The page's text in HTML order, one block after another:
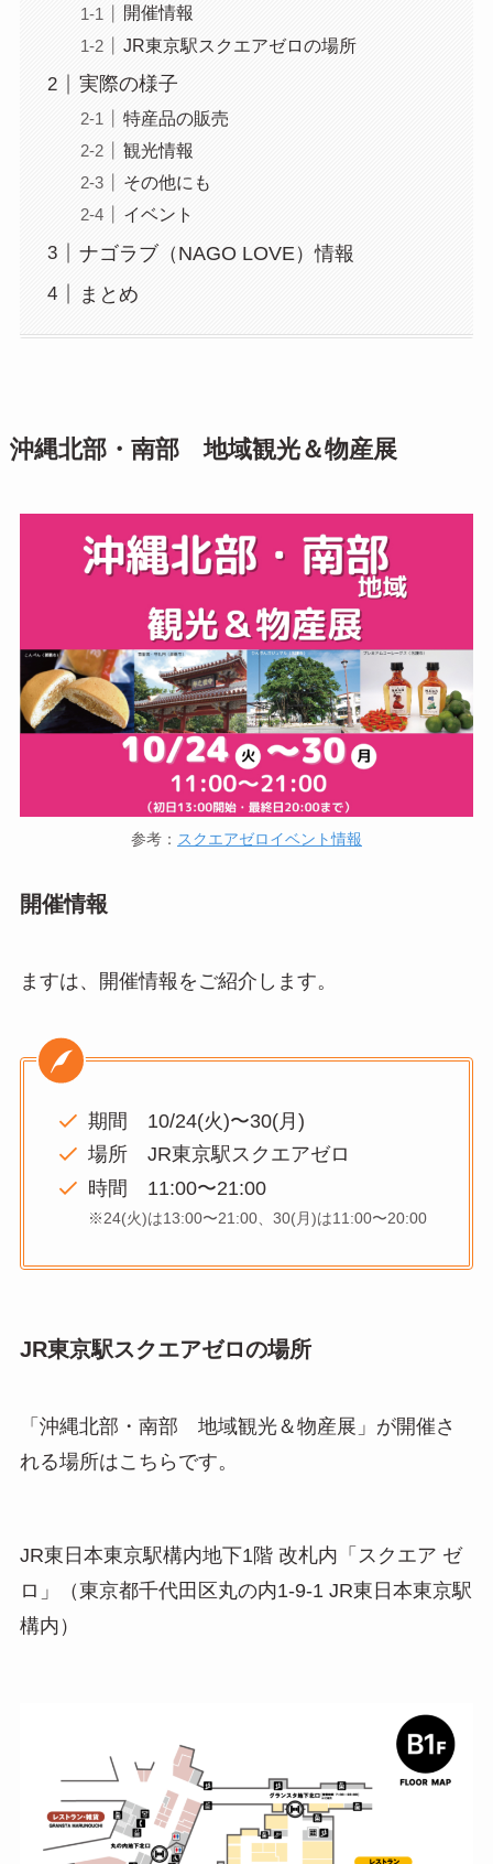
開催情報
JR東京駅スクエアゼロの場所
実際の様子
特産品の販売
観光情報
その他にも
イベント
ナゴラブ（NAGO LOVE）情報
まとめ
沖縄北部・南部 地域観光＆物産展
参考： スクエアゼロイベント情報
開催情報
ますは、開催情報をご紹介します。
期間 10/24(火)〜30(月)
場所 JR東京駅スクエアゼロ
時間 11:00〜21:00
※24(火)は13:00〜21:00、30(月)は11:00〜20:00
JR東京駅スクエアゼロの場所
「沖縄北部・南部 地域観光＆物産展」が開催さ
れる場所はこちらです。
JR東日本東京駅構内地下1階 改札内「スクエア ゼ
ロ」（東京都千代田区丸の内1-9-1 JR東日本東京駅
構内）